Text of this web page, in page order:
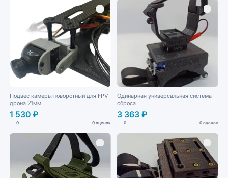
Подвес камеры поворотный для FPV
дрона 21мм
1 530 ₽
0 0 оценок
Одинарная универсальная система
сброса
3 363 ₽
0 0 оценок